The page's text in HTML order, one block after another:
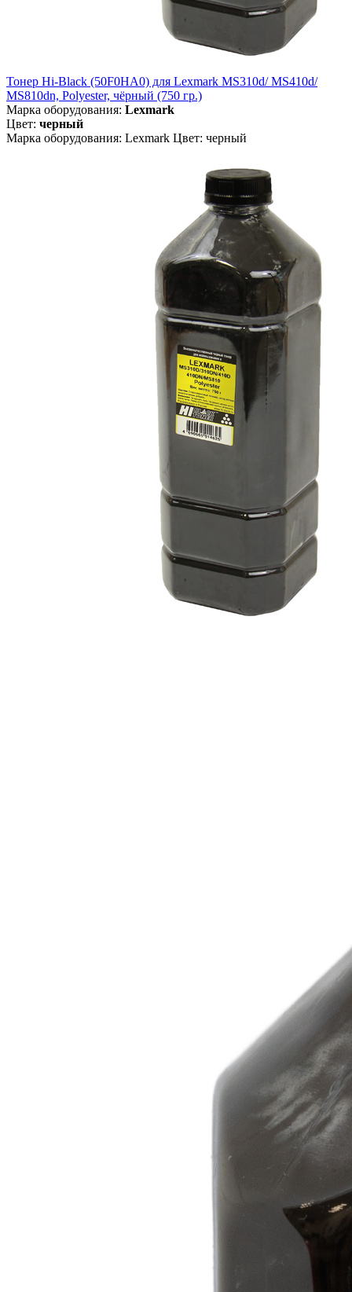
Тонер Hi-Black (50F0HA0) для Lexmark MS310d/ MS410d/
MS810dn, Polyester, чёрный (750 гр.)
Марка оборудования: Lexmark
Цвет: черный
Марка оборудования: Lexmark Цвет: черный